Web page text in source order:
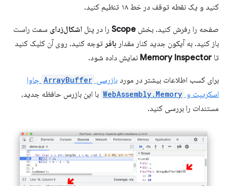
کنید و یک نقطه توقف در خط ۱۸ تنظیم کنید.
صفحه را رفرش کنید. بخش Scope را در پنل اشکال‌زدای سمت راست
باز کنید. به آیکون جدید کنار مقدار بافر توجه کنید. روی آن کلیک کنید
تا Memory Inspector نمایش داده شود.
برای کسب اطلاعات بیشتر در مورد بازرسی ArrayBuffer جاوا
اسکریپت و WebAssembly.Memory با این بازرس حافظه جدید،
مستندات را بررسی کنید.